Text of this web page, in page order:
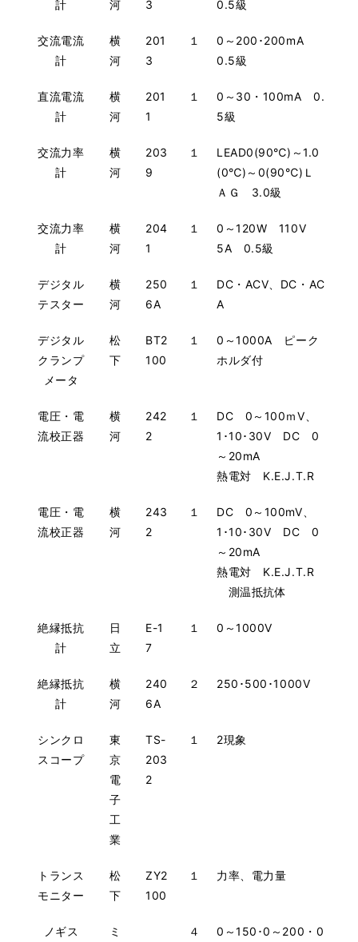
計 河 3 0.5級
交流電流
計
横
河
201
3
１
0～200･200mA
0.5級
直流電流
計
横
河
201
1
１
0～30・100mA 0.
5級
交流力率
計
横
河
203
9
１
LEAD0(90℃)～1.0
(0℃)～0(90℃)Ｌ
ＡＧ 3.0級
交流力率
計
横
河
204
1
１
0～120W 110V
5A 0.5級
デジタル
テスター
横
河
250
6A
１
DC・ACV、DC・AC
A
デジタル
クランプ
メータ
松
下
BT2
100
１
0～1000A ピーク
ホルダ付
電圧・電
流校正器
横
河
242
2
１
DC 0～100ｍV、
1･10･30V DC 0
～20mA
熱電対 K.E.J.T.R
電圧・電
流校正器
横
河
243
2
１
DC 0～100mV、
1･10･30V DC 0
～20mA
熱電対 K.E.J.T.R
測温抵抗体
絶縁抵抗
計
日
立
E-1
7
１ 0～1000V
絶縁抵抗
計
横
河
240
6A
２ 250･500･1000V
シンクロ
スコープ
東
京
電
子
工
業
TS-
203
2
１ 2現象
トランス
モニター
松
下
ZY2
100
１ 力率、電力量
ノギス
ミ
４
0～150･0～200・0